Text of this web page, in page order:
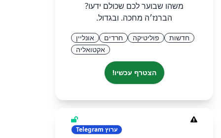
משהו שבוער לכם שכולם ידעו?
הברנז׳ה מחכה. ובגדול.
חדשות פוליטיקה חרדים
אונליין
אקטואליה
הצטרף עכשיו!
ערוץ